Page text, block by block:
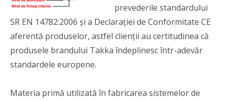
prevederile standardului
SR EN 14782:2006 şi a Declaraţiei de Conformitate CE
aferentă produselor, astfel clienții au certitudinea că
produsele brandului Takka îndeplinesc într-adevăr
standardele europene.
Materia primă utilizată în fabricarea sistemelor de